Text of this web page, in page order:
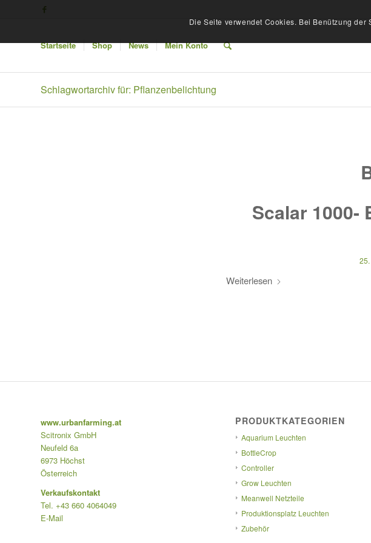
Startseite Shop News Mein Konto
Schlagwortarchiv für: Pflanzenbelichtung
Scalar 1000-
Weiterlesen
www.urbanfarming.at
Scitronix GmbH
Neufeld 6a
6973 Höchst
Österreich
Verkaufskontakt
Tel. +43 660 4064049
E-Mail
PRODUKTKATEGORIEN
Aquarium Leuchten
BottleCrop
Controller
Grow Leuchten
Meanwell Netzteile
Produktionsplatz Leuchten
Zubehör
Die Seite verwendet Cookies. Bei Benützung der